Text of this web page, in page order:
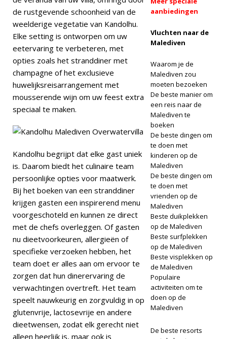
de rustgevende schoonheid van de
weelderige vegetatie van Kandolhu.
Elke setting is ontworpen om uw
eetervaring te verbeteren, met
opties zoals het stranddiner met
champagne of het exclusieve
huwelijksreisarrangement met
mousserende wijn om uw feest extra
speciaal te maken.
Kandolhu begrijpt dat elke gast uniek
is. Daarom biedt het culinaire team
persoonlijke opties voor maatwerk.
Bij het boeken van een stranddiner
krijgen gasten een inspirerend menu
voorgeschoteld en kunnen ze direct
met de chefs overleggen. Of gasten
nu dieetvoorkeuren, allergieën of
specifieke verzoeken hebben, het
team doet er alles aan om ervoor te
zorgen dat hun dinerervaring de
verwachtingen overtreft. Het team
speelt nauwkeurig en zorgvuldig in op
glutenvrije, lactosevrije en andere
dieetwensen, zodat elk gerecht niet
alleen heerlijk is, maar ook is
aanbiedingen
Vluchten naar de
Malediven
Waarom je de
Malediven zou
moeten bezoeken
De beste manier om
een reis naar de
Malediven te
boeken
De beste dingen om
te doen met
kinderen op de
Malediven
De beste dingen om
te doen met
vrienden op de
Malediven
Beste duikplekken
op de Malediven
Beste surfplekken
op de Malediven
Beste visplekken op
de Malediven
Populaire
activiteiten om te
doen op de
Malediven
De beste resorts